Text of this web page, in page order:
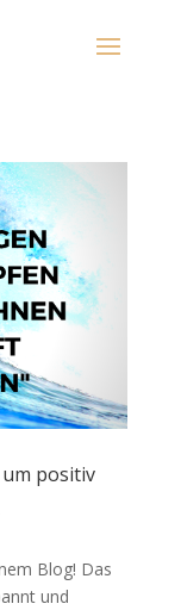
um positiv
Blog! Das
und